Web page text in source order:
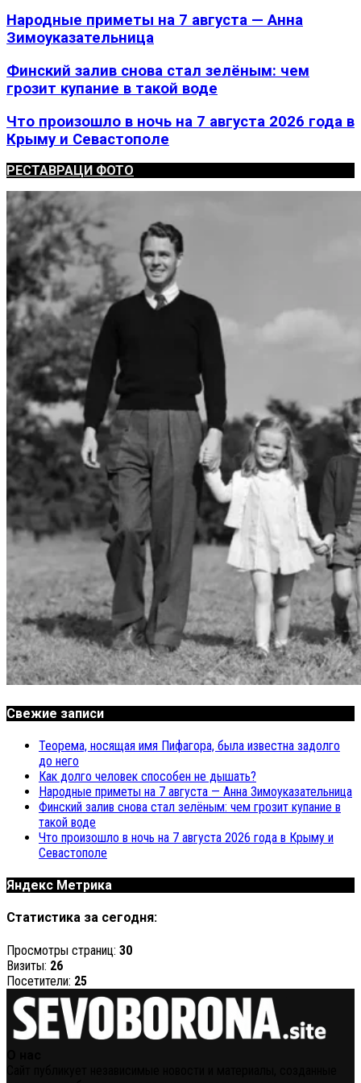
Народные приметы на 7 августа — Анна
Зимоуказательница
Финский залив снова стал зелёным: чем
грозит купание в такой воде
Что произошло в ночь на 7 августа 2026 года в
Крыму и Севастополе
РЕСТАВРАЦИ ФОТО
Свежие записи
Теорема, носящая имя Пифагора, была известна задолго
до него
Как долго человек способен не дышать?
Народные приметы на 7 августа — Анна Зимоуказательница
Финский залив снова стал зелёным: чем грозит купание в
такой воде
Что произошло в ночь на 7 августа 2026 года в Крыму и
Севастополе
Яндекс Метрика
Статистика за сегодня:
Просмотры страниц: 30
Визиты: 26
Посетители: 25